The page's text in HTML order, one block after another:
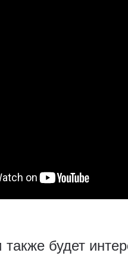
будет